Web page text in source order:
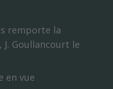
remporte la
J. Goullancourt le
en vue